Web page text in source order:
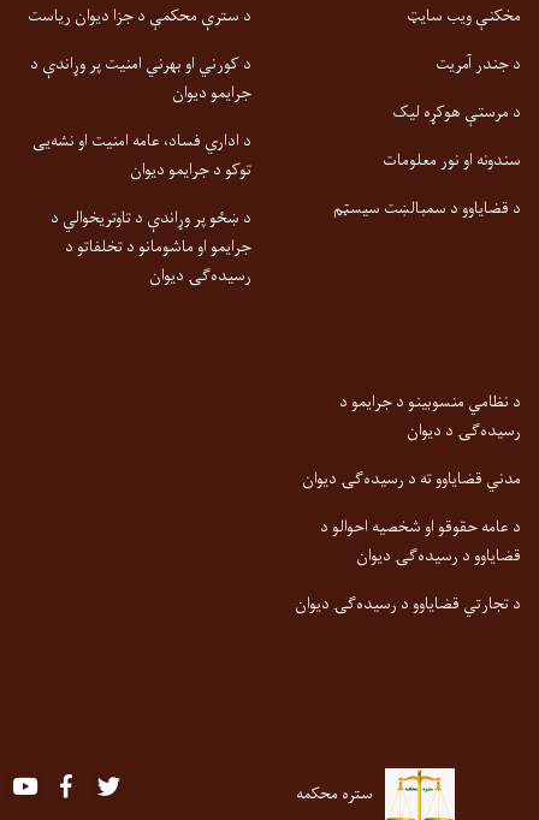
مخکنې ویب سایټ
د جندر آمریت
د مرستې هوکړه لیک
سندونه او نور معلومات
د قضایاوو د سمبالښت سیسټم
د سترې محکمې د جزا دیوان ریاست
د کورني او بهرني امنیت پر وړاندې د
جرایمو دیوان
د اداري فساد، عامه امنیت او نشه‌یی
توکو د جرایمو دیوان
د ښځو پر وړاندې د تاوتریخوالي د
جرایمو او ماشومانو د تخلفاتو د
رسیده‌ګۍ دیوان
د نظامي منسوبینو د جرایمو د
رسیده‌ګۍ د دیوان
مدني قضایاوو ته د رسیده‌ګۍ دیوان
د عامه حقوقو او شخصیه احوالو د
قضایاوو د رسیده‌ګۍ دیوان
د تجارتي قضایاوو د رسیده‌ګۍ دیوان
ستره محکمه Youtube Facebook